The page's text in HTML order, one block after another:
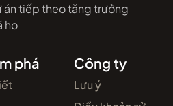
án tiếp theo tăng trưởng
ho
phá Công ty
Lưu ý